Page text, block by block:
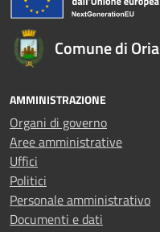
Comune di Oria
AMMINISTRAZIONE
Organi di governo
Aree amministrative
Uffici
Politici
Personale amministrativo
Documenti e dati